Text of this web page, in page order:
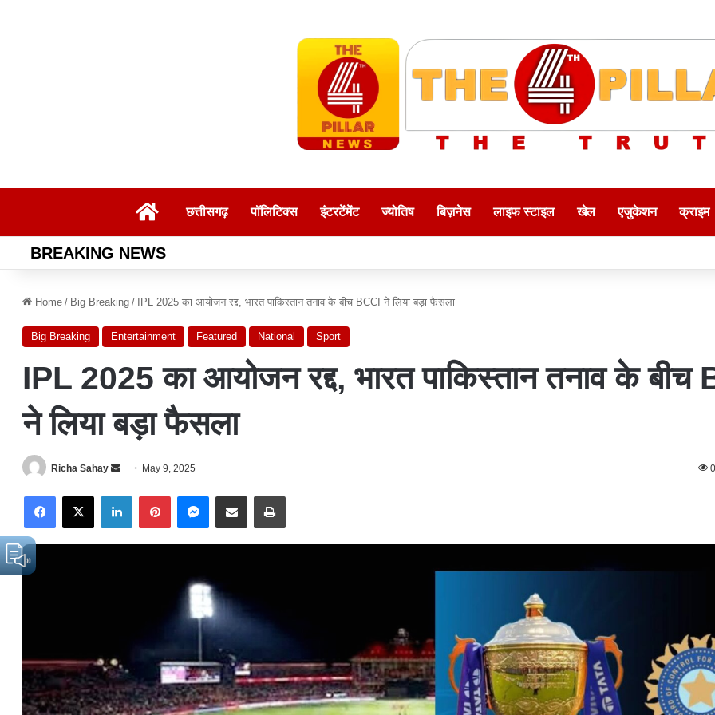
Homeछत्तीसगढ़ पॉलिटिक्स इंटरटेंमेंट ज्योतिष बिज़नेस लाइफ स्टाइल खेल एजुकेशन क्राइम
BREAKING NEWS
Home / Big Breaking / IPL 2025 का आयोजन रद्द, भारत पाकिस्तान तनाव के बीच BCCI ने लिया बड़ा फैसला
Big Breaking Entertainment Featured National Sport
IPL 2025 का आयोजन रद्द, भारत पाकिस्तान तनाव के बीच
ने लिया बड़ा फैसला
Richa Sahay
d
a
May 9, 2025 0
X